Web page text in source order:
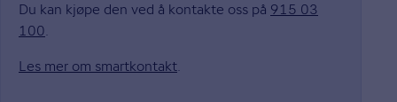
Du kan kjøpe den ved å kontakte oss på 915 03
100.
Les mer om smartkontakt.